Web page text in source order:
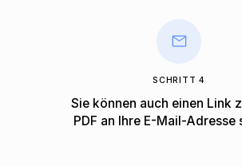
SCHRITT 4
Sie können auch einen Link
PDF an Ihre E-Mail-Adresse